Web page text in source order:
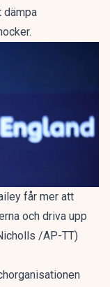
dämpa
får mer att
och driva upp
/AP-TT)